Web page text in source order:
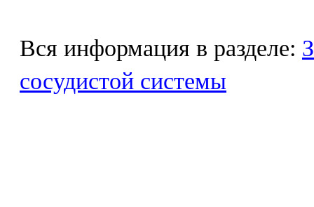
Вся информация в разделе:
сосудистой системы